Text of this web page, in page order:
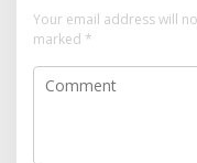
Your email address will
marked *